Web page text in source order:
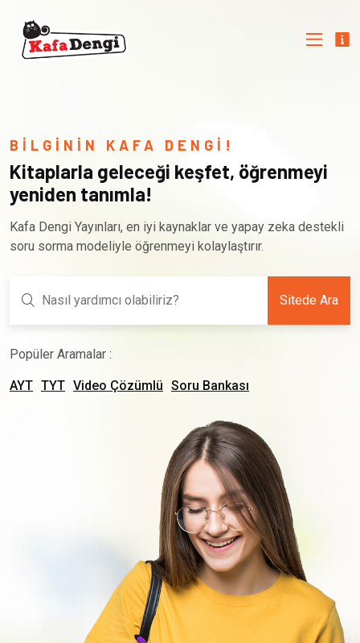
BİLGİNİN KAFA DENGİ!
Kitaplarla geleceği keşfet, öğrenmeyi
yeniden tanımla!
Kafa Dengi Yayınları, en iyi kaynaklar ve yapay zeka destekli
soru sorma modeliyle öğrenmeyi kolaylaştırır.
Sitede Ara
Popüler Aramalar :
AYT TYT Video Çözümlü Soru Bankası